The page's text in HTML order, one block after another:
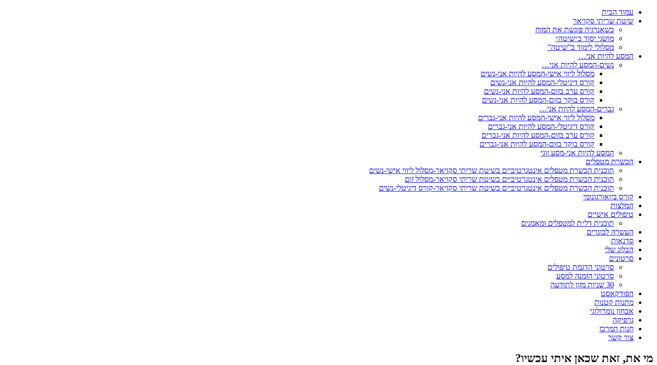
עמוד הבית
שיטת שריתי סקויאר
כשאנרגיה פוגשת את המוח
מושגי יסוד ב״שיטה״
מסלולי לימוד ב”שיטה”
המסע להיות אני…
נשים-המסע להיות אני…
מסלול ליווי אישי-המסע להיות אני-נשים
קורס דיגיטלי-המסע להיות אני-נשים
קורס ערב בזום-המסע להיות אני-נשים
קורס בוקר בזום-המסע להיות אני-נשים
גברים-המסע להיות אני…
מסלול ליווי אישי-המסע להיות אני-גברים
קורס דיגיטלי-המסע להיות אני-גברים
קורס ערב בזום-המסע להיות אני-גברים
קורס בוקר בזום-המסע להיות אני-גברים
המסע להיות אני-מסע זוגי
הכשרת מטפלים
תוכנית הכשרת מטפלים אינטגרטיביים בשיטת שריתי סקויאר-מסלול ליווי אישי-נשים
תוכנית הכשרת מטפלים אינטגרטיביים בשיטת שריתי סקויאר-מסלול זום
תוכנית הכשרת מטפלים אינטגרטיביים בשיטת שריתי סקויאר-קורס דיגיטלי-נשים
קורס ביואורגונומי
המלצות
טיפולים אישיים
תוכנית דל״ת למטפלים ומאמנים
העשרה לבוגרים
סדנאות
הבלוג שלי
סרטונים
סרטוני הדגמת טיפולים
סרטוני הזמנה למסע
30 שניות מזון לתודעה
הפודקאסט
מתנות קטנות
אבחון נומרולוגי
גרפיקה
חנות המרכז
צור קשר
מי את, זאת שכאן איתי עכשיו?